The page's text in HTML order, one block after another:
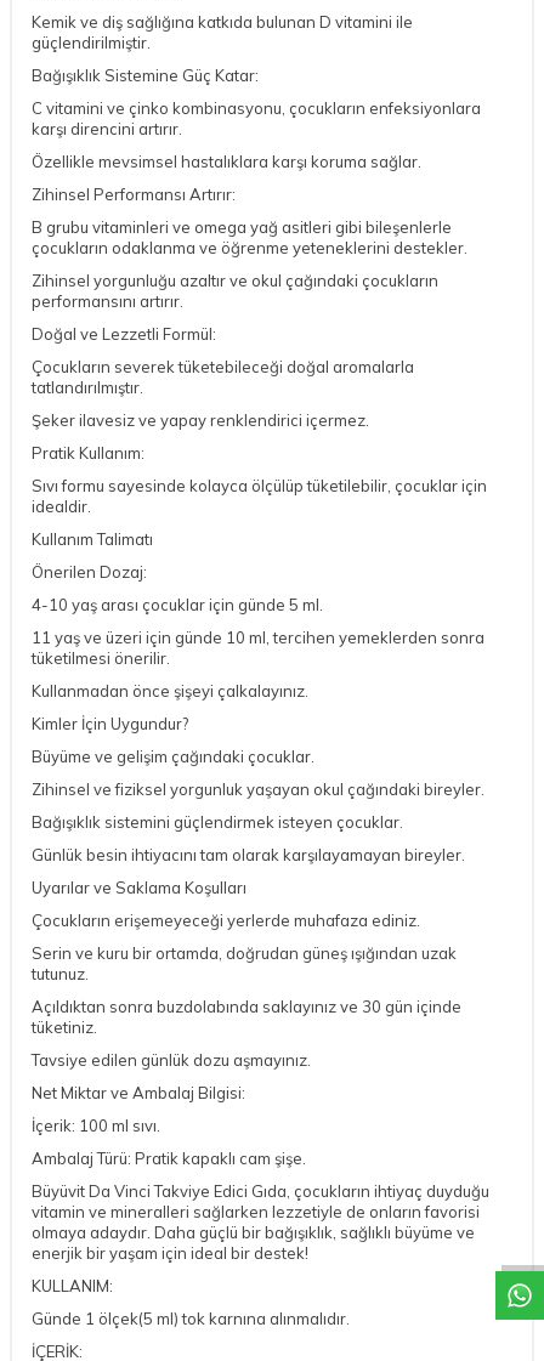
Kemik ve diş sağlığına katkıda bulunan D vitamini ile
güçlendirilmiştir.
Bağışıklık Sistemine Güç Katar:
C vitamini ve çinko kombinasyonu, çocukların enfeksiyonlara
karşı direncini artırır.
Özellikle mevsimsel hastalıklara karşı koruma sağlar.
Zihinsel Performansı Artırır:
B grubu vitaminleri ve omega yağ asitleri gibi bileşenlerle
çocukların odaklanma ve öğrenme yeteneklerini destekler.
Zihinsel yorgunluğu azaltır ve okul çağındaki çocukların
performansını artırır.
Doğal ve Lezzetli Formül:
Çocukların severek tüketebileceği doğal aromalarla
tatlandırılmıştır.
Şeker ilavesiz ve yapay renklendirici içermez.
Pratik Kullanım:
Sıvı formu sayesinde kolayca ölçülüp tüketilebilir, çocuklar için
idealdir.
Kullanım Talimatı
Önerilen Dozaj:
4-10 yaş arası çocuklar için günde 5 ml.
11 yaş ve üzeri için günde 10 ml, tercihen yemeklerden sonra
tüketilmesi önerilir.
Kullanmadan önce şişeyi çalkalayınız.
Kimler İçin Uygundur?
Büyüme ve gelişim çağındaki çocuklar.
Zihinsel ve fiziksel yorgunluk yaşayan okul çağındaki bireyler.
Bağışıklık sistemini güçlendirmek isteyen çocuklar.
Günlük besin ihtiyacını tam olarak karşılayamayan bireyler.
Uyarılar ve Saklama Koşulları
Çocukların erişemeyeceği yerlerde muhafaza ediniz.
Serin ve kuru bir ortamda, doğrudan güneş ışığından uzak
tutunuz.
Açıldıktan sonra buzdolabında saklayınız ve 30 gün içinde
tüketiniz.
Tavsiye edilen günlük dozu aşmayınız.
Net Miktar ve Ambalaj Bilgisi:
İçerik: 100 ml sıvı.
Ambalaj Türü: Pratik kapaklı cam şişe.
Büyüvit Da Vinci Takviye Edici Gıda, çocukların ihtiyaç duyduğu
vitamin ve mineralleri sağlarken lezzetiyle de onların favorisi
olmaya adaydır. Daha güçlü bir bağışıklık, sağlıklı büyüme ve
enerjik bir yaşam için ideal bir destek!
KULLANIM:
Günde 1 ölçek(5 ml) tok karnına alınmalıdır.
İÇERİK: